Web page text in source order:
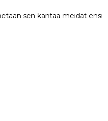
sen kantaa meidät ensi